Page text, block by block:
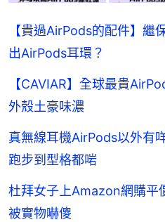
【貴過AirPods的配件】
出AirPods耳環？
【CAVIAR】全球最貴
外殼土豪味濃
真無線耳機AirPods以外有
跑步到型格都啱
杜拜女子上Amazon網購
被實物嚇傻